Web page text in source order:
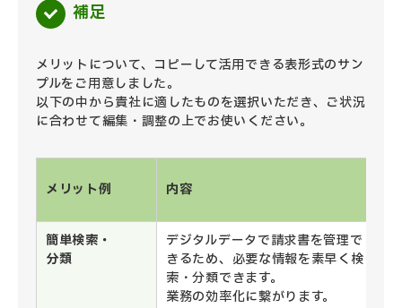
補足
メリットについて、コピーして活用できる表形式のサン
プルをご用意しました。
以下の中から貴社に適したものを選択いただき、ご状況
に合わせて編集・調整の上でお使いください。
メリット例 内容
簡単検索・
分類
デジタルデータで請求書を管理で
きるため、必要な情報を素早く検
索・分類できます。
業務の効率化に繋がります。